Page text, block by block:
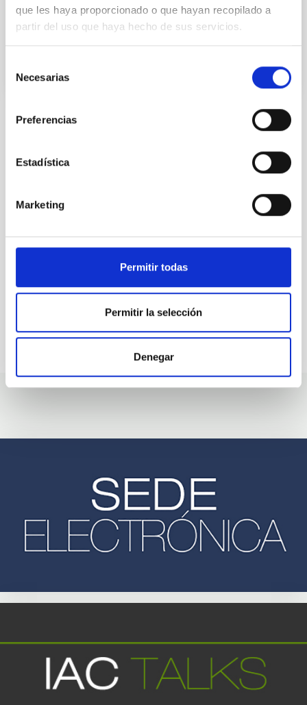
que les haya proporcionado o que hayan recopilado a
partir del uso que haya hecho de sus servicios.
Necesarias
Preferencias
Estadística
Marketing
Permitir todas
Permitir la selección
Denegar
al Convenio y que tendrá, entre otras
looking for people with
talent.